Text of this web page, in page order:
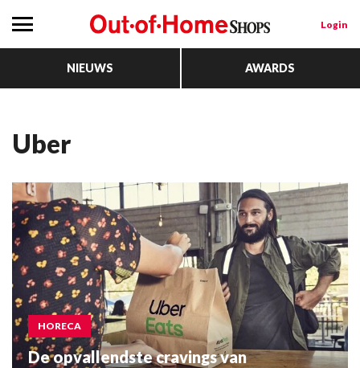
Login
NIEUWS AWARDS
Uber
HORECA
De opvallendste cravings van